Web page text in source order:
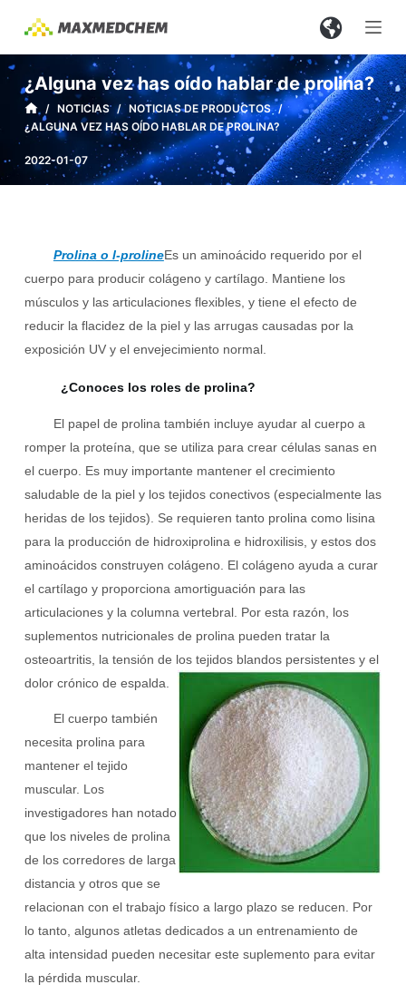
t
r
a
l
e
n
¿Alguna vez has oído hablar de prolina?
/ NOTICIAS / NOTICIAS DE PRODUCTOS /
¿ALGUNA VEZ HAS OÍDO HABLAR DE PROLINA?
2022-01-07
Prolina o l-prolineEs un aminoácido requerido por el
cuerpo para producir colágeno y cartílago. Mantiene los
músculos y las articulaciones flexibles, y tiene el efecto de
reducir la flacidez de la piel y las arrugas causadas por la
exposición UV y el envejecimiento normal.
¿Conoces los roles de prolina?
El papel de prolina también incluye ayudar al cuerpo a
romper la proteína, que se utiliza para crear células sanas en
el cuerpo. Es muy importante mantener el crecimiento
saludable de la piel y los tejidos conectivos (especialmente las
heridas de los tejidos). Se requieren tanto prolina como lisina
para la producción de hidroxiprolina e hidroxilisis, y estos dos
aminoácidos construyen colágeno. El colágeno ayuda a curar
el cartílago y proporciona amortiguación para las
articulaciones y la columna vertebral. Por esta razón, los
suplementos nutricionales de prolina pueden tratar la
osteoartritis, la tensión de los tejidos blandos persistentes y el
dolor crónico de espalda.
El cuerpo también
necesita prolina para
mantener el tejido
muscular. Los
investigadores han notado
que los niveles de prolina
de los corredores de larga
distancia y otros que se
relacionan con el trabajo físico a largo plazo se reducen. Por
lo tanto, algunos atletas dedicados a un entrenamiento de
alta intensidad pueden necesitar este suplemento para evitar
la pérdida muscular.